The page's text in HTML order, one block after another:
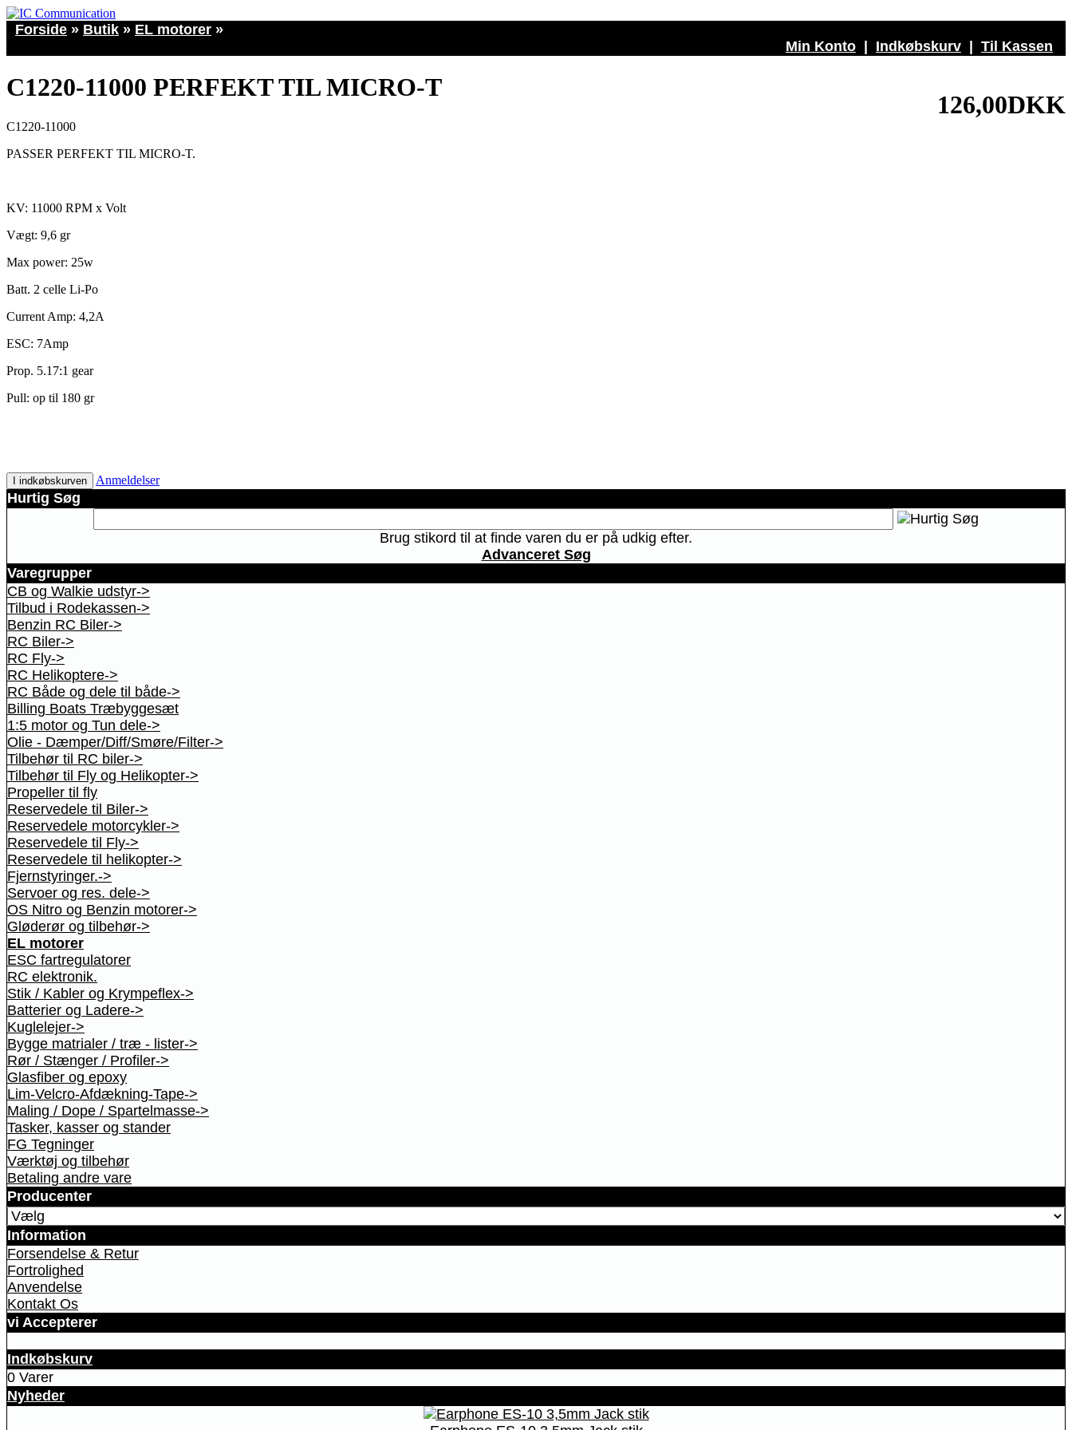
Forside » Butik » EL motorer »
Min Konto
Indkøbskurv Til Kassen
126,00DKK
C1220-11000 PERFEKT TIL MICRO-T
C1220-11000
PASSER PERFEKT TIL MICRO-T.
KV: 11000 RPM x Volt
Vægt: 9,6 gr
Max power: 25w
Batt. 2 celle Li-Po
Current Amp: 4,2A
ESC: 7Amp
Prop. 5.17:1 gear
Pull: op til 180 gr
I indkøbskurven Anmeldelser
Hurtig Søg
Brug stikord til at finde varen du er på udkig efter.
Advanceret Søg
Varegrupper
CB og Walkie udstyr->
Tilbud i Rodekassen->
Benzin RC Biler->
RC Biler->
RC Fly->
RC Helikoptere->
RC Både og dele til både->
Billing Boats Træbyggesæt
1:5 motor og Tun dele->
Olie - Dæmper/Diff/Smøre/Filter->
Tilbehør til RC biler->
Tilbehør til Fly og Helikopter->
Propeller til fly
Reservedele til Biler->
Reservedele motorcykler->
Reservedele til Fly->
Reservedele til helikopter->
Fjernstyringer.->
Servoer og res. dele->
OS Nitro og Benzin motorer->
Gløderør og tilbehør->
EL motorer
ESC fartregulatorer
RC elektronik.
Stik / Kabler og Krympeflex->
Batterier og Ladere->
Kuglelejer->
Bygge matrialer / træ - lister->
Rør / Stænger / Profiler->
Glasfiber og epoxy
Lim-Velcro-Afdækning-Tape->
Maling / Dope / Spartelmasse->
Tasker, kasser og stander
FG Tegninger
Værktøj og tilbehør
Betaling andre vare
Producenter
Information
Forsendelse & Retur
Fortrolighed
Anvendelse
Kontakt Os
vi Accepterer
Indkøbskurv
0 Varer
Nyheder